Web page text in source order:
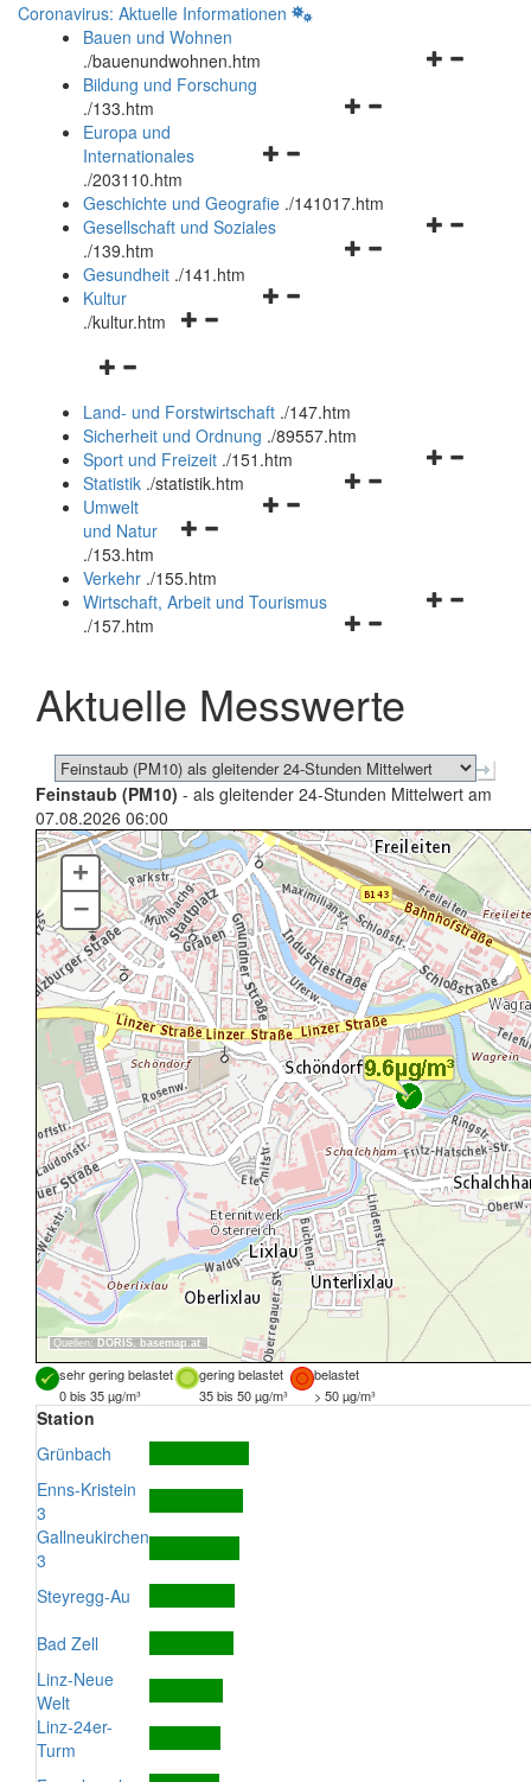
Coronavirus: Aktuelle Informationen
Bauen und Wohnen
./bauenundwohnen.htm
Navigationsmenü
Bildung und Forschung
./133.htm
Navigationsmenü
und
schließen
Europa und
Internationales
./203110.htm
Geschichte und Geografie ./141017.htm
Navigationsmenü
Gesellschaft und Soziales
./139.htm
Navigationsmenü
Gesundheit ./141.htm
Navigationsmenü
Kultur
./kultur.htm
Navigationsmenü
und
schließen
Land- und Forstwirtschaft ./147.htm
Sicherheit und Ordnung ./89557.htm
Navigationsmenü
Sport und Freizeit ./151.htm
Navigationsmenü
Statistik ./statistik.htm
Navigationsmenü
und
schließen
Umwelt
und Natur
./153.htm
Verkehr ./155.htm
Navigationsmenü
schließen
Wirtschaft, Arbeit und Tourismus
./157.htm
Aktuelle Messwerte
Feinstaub (PM10) - als gleitender 24-Stunden Mittelwert am
07.08.2026 06:00
Quellen: DORIS, basemap.at
+
–
sehr gering belastet gering belastet
belastet
0 bis 35 µg/m³
35 bis 50 µg/m³ > 50 µg/m³
Station
Grünbach
Enns-Kristein
3
Gallneukirchen
3
Steyregg-Au
Bad Zell
Linz-Neue
Welt
Linz-24er-
Turm